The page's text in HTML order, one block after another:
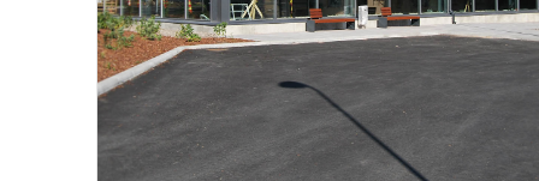
Lisätiedot:
Kisco Oy
Jarkko Kumpulainen, 050 382 9892
jarkko.kumpulainen@kisco.fi